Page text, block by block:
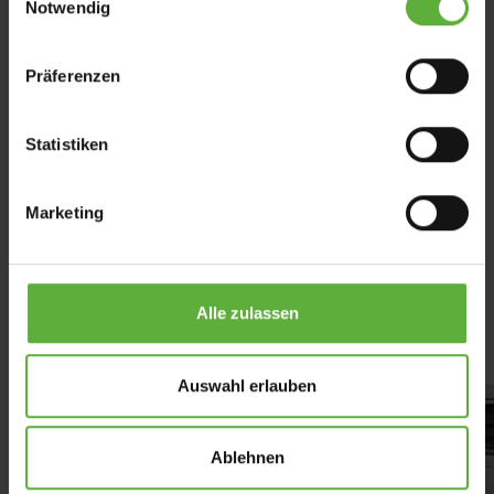
Notwendig
Präferenzen
Statistiken
Marketing
Alle zulassen
Auswahl erlauben
Ablehnen
Ausstattungsextras